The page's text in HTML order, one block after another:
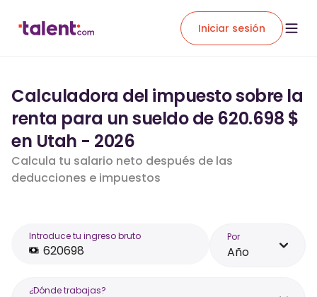
Iniciar sesión
Calculadora del impuesto sobre la
renta para un sueldo de 620.698 $
en Utah - 2026
Calcula tu salario neto después de las
deducciones e impuestos
Introduce tu ingreso bruto Por
Año
¿Dónde trabajas?